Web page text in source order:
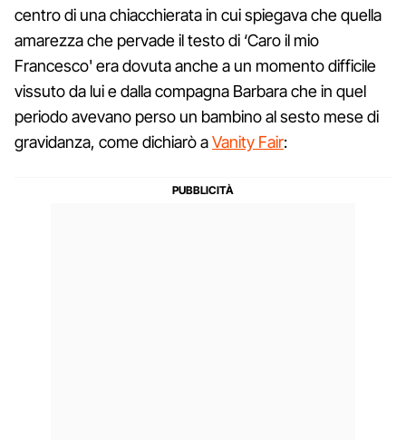
centro di una chiacchierata in cui spiegava che quella
amarezza che pervade il testo di ‘Caro il mio
Francesco' era dovuta anche a un momento difficile
vissuto da lui e dalla compagna Barbara che in quel
periodo avevano perso un bambino al sesto mese di
gravidanza, come dichiarò aVanity Fair: